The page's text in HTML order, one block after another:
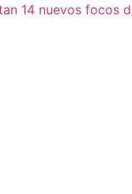
14 nuevos focos